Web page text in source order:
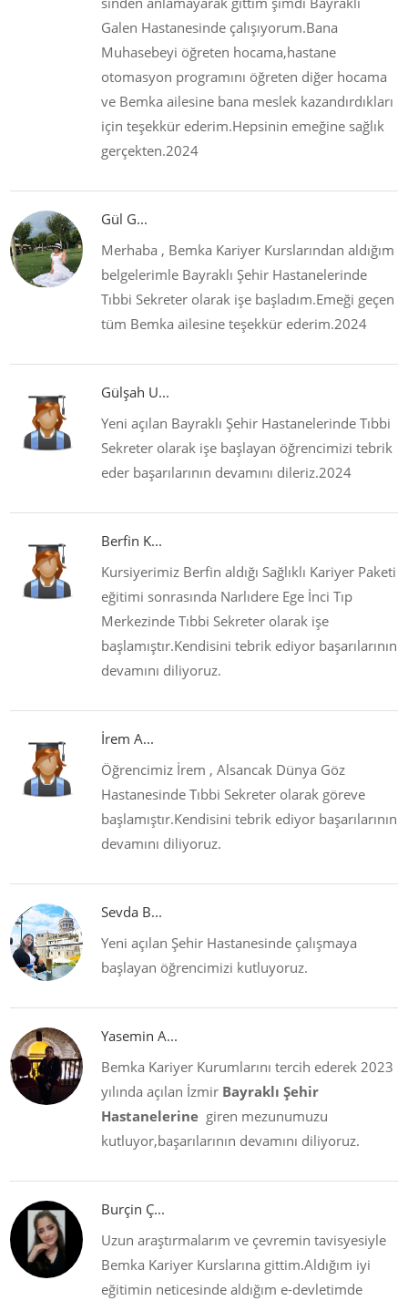
Galen Hastanesinde çalışıyorum.Bana
Muhasebeyi öğreten hocama,hastane
otomasyon programını öğreten diğer hocama
ve Bemka ailesine bana meslek kazandırdıkları
için teşekkür ederim.Hepsinin emeğine sağlık
gerçekten.2024
Gül G...
Merhaba , Bemka Kariyer Kurslarından aldığım
belgelerimle Bayraklı Şehir Hastanelerinde
Tıbbi Sekreter olarak işe başladım.Emeği geçen
tüm Bemka ailesine teşekkür ederim.2024
Gülşah U...
Yeni açılan Bayraklı Şehir Hastanelerinde Tıbbi
Sekreter olarak işe başlayan öğrencimizi tebrik
eder başarılarının devamını dileriz.2024
Berfin K...
Kursiyerimiz Berfin aldığı Sağlıklı Kariyer Paketi
eğitimi sonrasında Narlıdere Ege İnci Tıp
Merkezinde Tıbbi Sekreter olarak işe
başlamıştır.Kendisini tebrik ediyor başarılarının
devamını diliyoruz.
İrem A...
Öğrencimiz İrem , Alsancak Dünya Göz
Hastanesinde Tıbbi Sekreter olarak göreve
başlamıştır.Kendisini tebrik ediyor başarılarının
devamını diliyoruz.
Sevda B...
Yeni açılan Şehir Hastanesinde çalışmaya
başlayan öğrencimizi kutluyoruz.
Yasemin A...
Bemka Kariyer Kurumlarını tercih ederek 2023
yılında açılan İzmir Bayraklı Şehir
Hastanelerine giren mezunumuzu
kutluyor,başarılarının devamını diliyoruz.
Burçin Ç...
Uzun araştırmalarım ve çevremin tavisyesiyle
Bemka Kariyer Kurslarına gittim.Aldığım iyi
eğitimin neticesinde aldığım e-devletimde